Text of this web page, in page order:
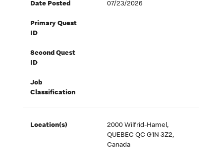
Date Posted 07/23/2026
Primary Quest
ID
Second Quest
ID
Job
Classification
Location(s)
2000 Wilfrid-Hamel,
QUEBEC QC G1N 3Z2,
Canada